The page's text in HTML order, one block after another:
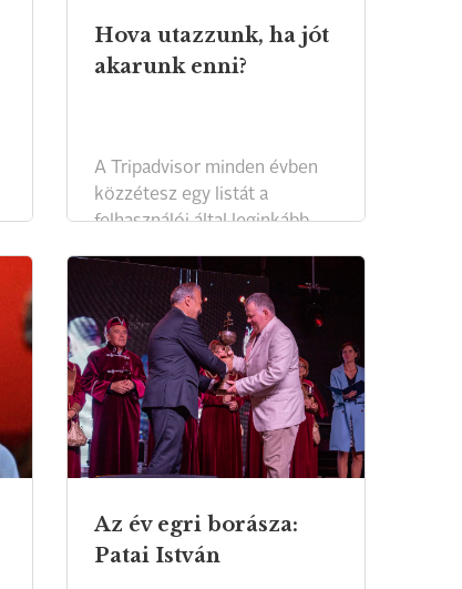
Hova utazzunk, ha jót
akarunk enni?
A Tripadvisor minden évben
közzétesz egy listát a
felhasználói által leginkább
Az év egri borásza:
Patai István